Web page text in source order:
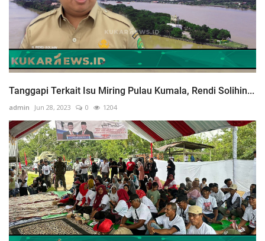
Tanggapi Terkait Isu Miring Pulau Kumala, Rendi Solihin...
admin Jun 28, 2023 0 1204